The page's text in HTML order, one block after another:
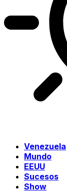
Venezuela
Mundo
EEUU
Sucesos
Show